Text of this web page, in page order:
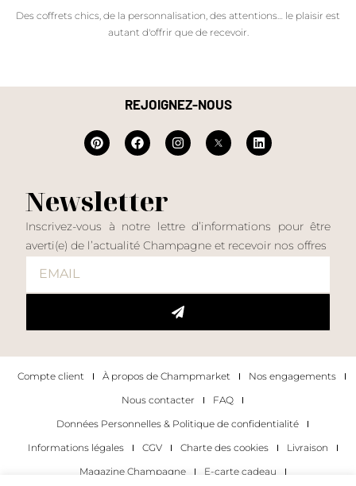
Des coffrets chics, de la personnalisation, des attentions… le plaisir est
autant d'offrir que de recevoir.
REJOIGNEZ-NOUS
Newsletter
Inscrivez-vous à notre lettre d’informations pour être
averti(e) de l’actualité Champagne et recevoir nos offres
Compte client À propos de Champmarket
Nos engagements
Nous contacter
FAQ
Données Personnelles & Politique de confidentialité
Informations légales
CGV Charte des cookies
Livraison
Magazine Champagne
E-carte cadeau